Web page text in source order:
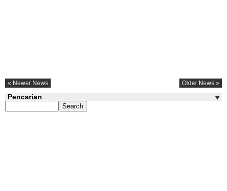
« Newer News Older News »
Pencarian